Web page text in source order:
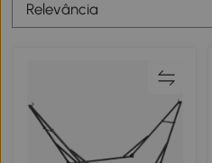
Relevância